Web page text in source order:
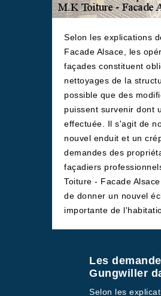
Selon les explications
Facade Alsace, les
façades constituent
nettoyages de la
possible que des
puissent survenir dont
effectuée. Il s'agit de
nouvel enduit et un
demandes des
façadiers
Toiture - Facade
de donner un nouvel
importante de
Les
Gungwiller
Selon les